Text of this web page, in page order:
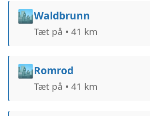
🏙️Waldbrunn
Tæt på • 41 km
🏙️Romrod
Tæt på • 41 km